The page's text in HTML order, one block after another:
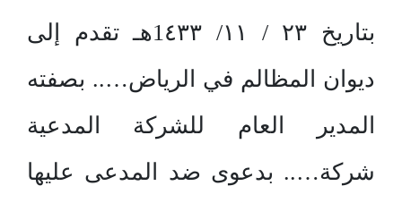
بتاريخ ٢٣ / ١١/ 1٤٣٣هـ تقدم إلى
ديوان المظالم في الرياض….. بصفته
المدير العام للشركة المدعية
شركة….. بدعوى ضد المدعى عليها